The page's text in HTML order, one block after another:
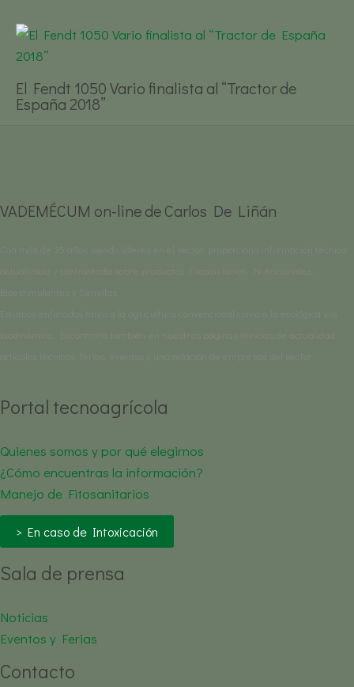
El Fendt 1050 Vario finalista al “Tractor de
España 2018”
VADEMÉCUM on-line de Carlos De Liñán
Con más de 35 años siendo líderes en el sector, proporciona información técnica
actualizada y contrastada sobre productos Fitosanitarios, Nutricionales,
Bioestimulantes y Semillas.
Estamos enfocados tanto a la agricultura convencional como a la ecológica y/o
biodinámica. Encontrará también en nuestras páginas noticias de actualidad,
artículos técnicos, ferias, eventos y una relación de empresas del sector.
Portal tecnoagrícola
Quienes somos y por qué elegirnos
¿Cómo encuentras la información?
Manejo de Fitosanitarios
> En caso de Intoxicación
Sala de prensa
Noticias
Eventos y Ferias
Contacto